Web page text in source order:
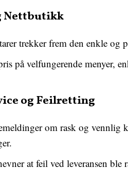
Nettbutikk
trekker frem den enkle og
på velfungerende menyer,
og Feilretting
om rask og vennlig
at feil ved leveransen